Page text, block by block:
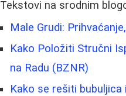
Tekstovi na srodnim
Male Grudi:
Kako Položiti Stručni
na Radu (BZNR)
Kako se rešiti